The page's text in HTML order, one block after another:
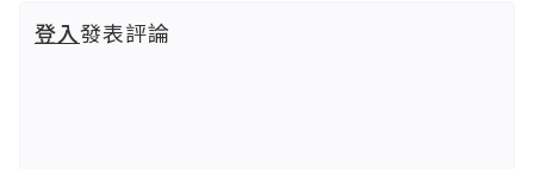
登入發表評論